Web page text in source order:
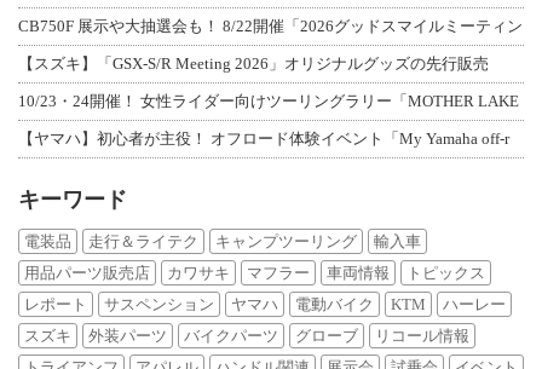
CB750F 展示や大抽選会も！ 8/22開催「2026グッドスマイルミーティン
【スズキ】「GSX-S/R Meeting 2026」オリジナルグッズの先行販売
10/23・24開催！ 女性ライダー向けツーリングラリー「MOTHER LAKE
【ヤマハ】初心者が主役！ オフロード体験イベント「My Yamaha off-r
キーワード
電装品 走行＆ライテク キャンプツーリング
輸入車
用品パーツ販売店
カワサキ マフラー 車両情報
トピックス
レポート
サスペンション ヤマハ 電動バイク KTM
ハーレー
スズキ
外装パーツ バイクパーツ グローブ
リコール情報